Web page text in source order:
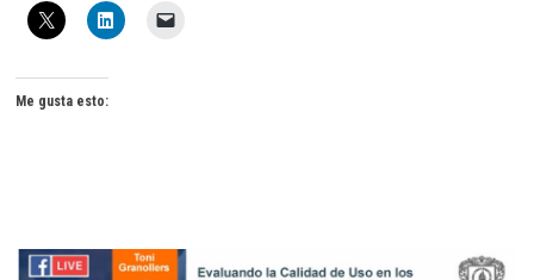
Me gusta esto: